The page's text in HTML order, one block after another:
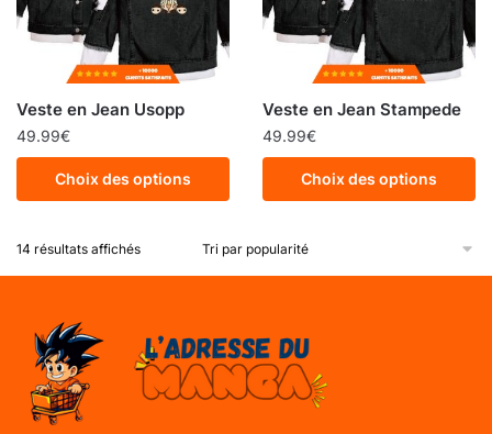
Veste en Jean Usopp
49.99€
Choix des options
Veste en Jean Stampede
49.99€
Choix des options
14 résultats affichés